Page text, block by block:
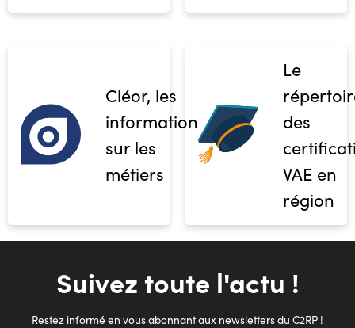
Cléor, les
informations
sur les
métiers
Le
des
VAE en
région
Suivez toute l'actu !
Restez informé en vous abonnant aux newsletters du C2RP !